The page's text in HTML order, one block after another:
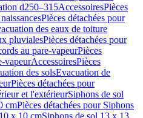
d250–315AccessoiresPièces
Pièces détachées pour
des eaux de toiture
pluvialesPièces détachées pour
au pare-vapeurPièces
vapeurAccessoiresPièces
des solsEvacuation de
Pièces détachées pour
et l'extérieurSiphons de sol
cmPièces détachées pour Siphons
x 10 cmSiphons de sol 13 x 13